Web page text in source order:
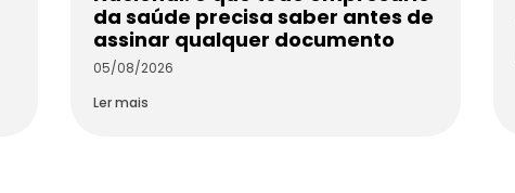
da saúde precisa saber antes de
assinar qualquer documento
05/08/2026
Ler mais